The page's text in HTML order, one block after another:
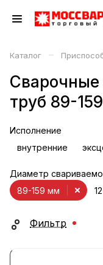
Каталог –
Сварочные
труб 89-
Исполнение
внутренние
Диаметр
89-159 мм
Фильтр